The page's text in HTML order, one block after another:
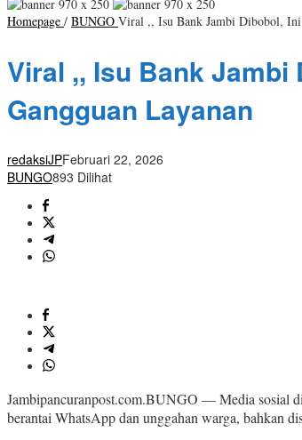
Homepage / BUNGO Viral ,, Isu Bank Jambi Dibobol, Ini
Viral ,, Isu Bank
Gangguan Layanan
redaksiJPFebruari 22, 2026
BUNGO893 Dilihat
Jambipancuranpost.com.BUNGO — Media sosial
berantai WhatsApp dan unggahan warga, bahkan